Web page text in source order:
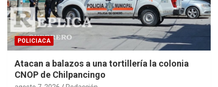
POLICIACA
Atacan a balazos a una tortillería la colonia
CNOP de Chilpancingo